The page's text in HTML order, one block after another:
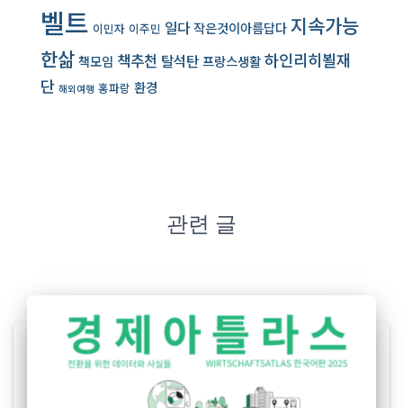
벨트 이민자 이주민 일다작은것이아름답다지속가능
한삶책모임 책추천 탈석탄 프랑스생활하인리히뵐재
단 해외여행 홍파랑 환경
관련 글